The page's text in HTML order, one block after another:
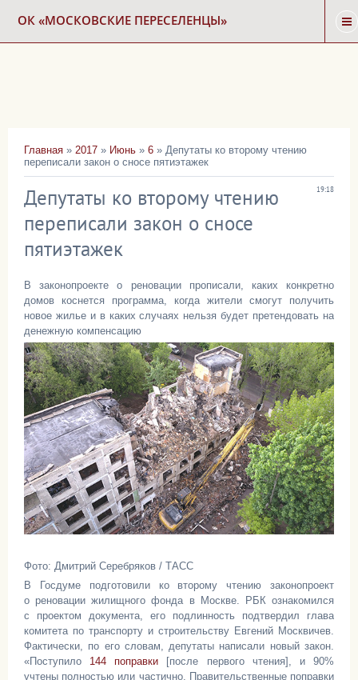
ОК «МОСКОВСКИЕ ПЕРЕСЕЛЕНЦЫ»
КАРТА СНОСА
ФОРУМ
Главная » 2017 » Июнь » 6 » Депутаты ко второму чтению
переписали закон о сносе пятиэтажек
19:18
Депутаты ко второму чтению
переписали закон о сносе
пятиэтажек
В законопроекте о реновации прописали, каких конкретно
домов коснется программа, когда жители смогут получить
новое жилье и в каких случаях нельзя будет претендовать на
денежную компенсацию
Фото: Дмитрий Серебряков / ТАСС
В Госдуме подготовили ко второму чтению законопроект
о реновации жилищного фонда в Москве. РБК ознакомился
с проектом документа, его подлинность подтвердил глава
комитета по транспорту и строительству Евгений Москвичев.
Фактически, по его словам, депутаты написали новый закон.
«Поступило 144 поправки [после первого чтения], и 90%
учтены полностью или частично. Правительственные поправки